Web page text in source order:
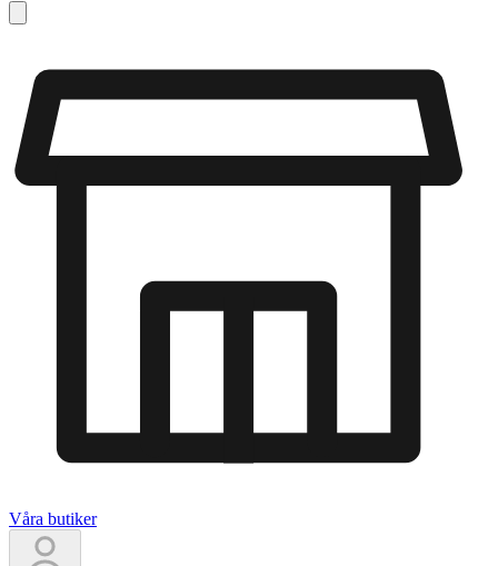
Våra butiker